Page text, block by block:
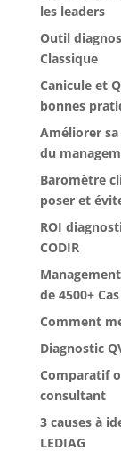
les leaders
Outil
Classique
Canicule et
bonnes
Améliorer
du
Baromètre
poser et
ROI
CODIR
de 4500+ Cas
Comment
Diagnostic
Comparatif
consultant
3 causes à
LEDIAG